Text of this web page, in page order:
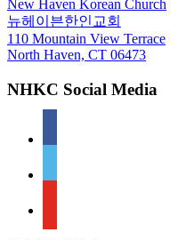
New Haven Korean Church
뉴헤이븐한인교회
110 Mountain View Terrace
North Haven, CT 06473
NHKC Social Media